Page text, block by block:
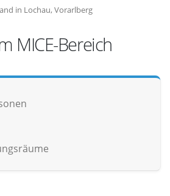
in Lochau, Vorarlberg
MICE-Bereich